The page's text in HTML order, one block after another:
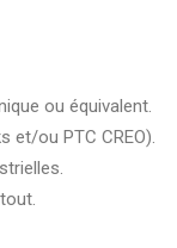
ou équivalent.
et/ou PTC CREO).